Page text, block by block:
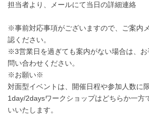
担当者より、メールにて当日の詳細連絡
※事前対応事項がございますので、ご案内
認ください。
※3営業日を過ぎても案内がない場合は、
問い合わせください。
※お願い※
対面型イベントは、開催日程や参加人数に
1day/2daysワークショップはどちらか一方
いいたします。